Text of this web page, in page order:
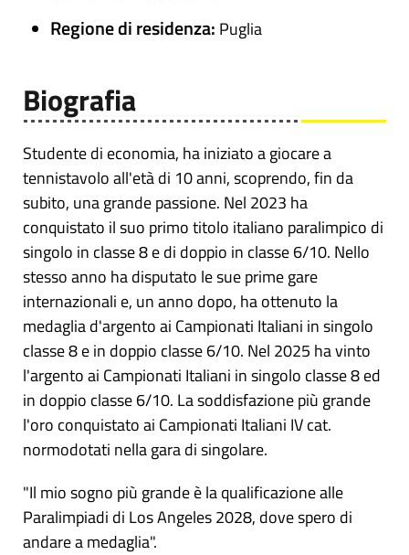
Regione di residenza: Puglia
Biografia
Studente di economia, ha iniziato a giocare a
tennistavolo all'età di 10 anni, scoprendo, fin da
subito, una grande passione. Nel 2023 ha
conquistato il suo primo titolo italiano paralimpico di
singolo in classe 8 e di doppio in classe 6/10. Nello
stesso anno ha disputato le sue prime gare
internazionali e, un anno dopo, ha ottenuto la
medaglia d'argento ai Campionati Italiani in singolo
classe 8 e in doppio classe 6/10. Nel 2025 ha vinto
l'argento ai Campionati Italiani in singolo classe 8 ed
in doppio classe 6/10. La soddisfazione più grande
l'oro conquistato ai Campionati Italiani IV cat.
normodotati nella gara di singolare.
"Il mio sogno più grande è la qualificazione alle
Paralimpiadi di Los Angeles 2028, dove spero di
andare a medaglia".